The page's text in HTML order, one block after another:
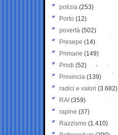
polizia (253)
Porto (12)
povertà (502)
Presepe (14)
Primarie (149)
Prodi (52)
Provincia (139)
radici e valori (3.682)
RAI (359)
rapine (37)
Razzismo (1.410)